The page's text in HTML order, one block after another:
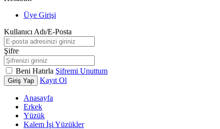
Üye Girişi
Kullanıcı Adı/E-Posta
Şifre
Beni Hatırla Şifremi Unuttum
Giriş Yap Kayıt Ol
Anasayfa
Erkek
Yüzük
Kalem İşi Yüzükler